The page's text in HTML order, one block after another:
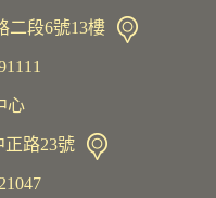
二段6號13樓
心
正路23號